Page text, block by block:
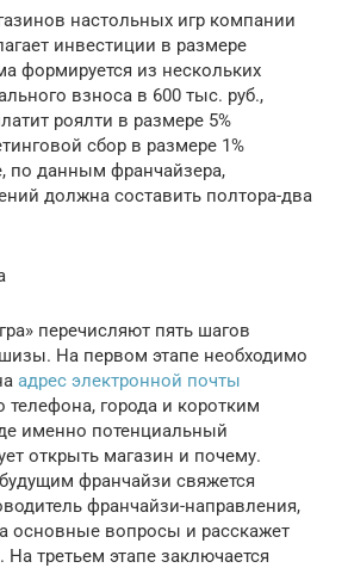
настольных игр компании
инвестиции в размере
формируется из нескольких
взноса в 600 тыс. руб.,
роялти в размере 5%
сбор в размере 1%
по данным франчайзера,
должна составить полтора-два
перечисляют пять шагов
На первом этапе необходимо
адрес электронной почты
телефона, города и коротким
именно потенциальный
открыть магазин и почему.
франчайзи свяжется
франчайзи-направления,
основные вопросы и расскажет
На третьем этапе заключается